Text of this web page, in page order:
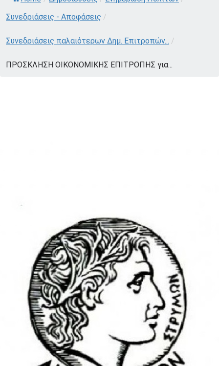
Συνεδριάσεις - Αποφάσεις /
Συνεδριάσεις παλαιότερων Δημ. Επιτροπών... /
ΠΡΟΣΚΛΗΣΗ ΟΙΚΟΝΟΜΙΚΗΣ ΕΠΙΤΡΟΠΗΣ για...